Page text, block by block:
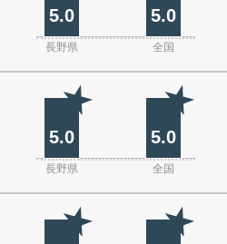
5.0 5.0
長野県 全国
5.0 5.0
長野県 全国